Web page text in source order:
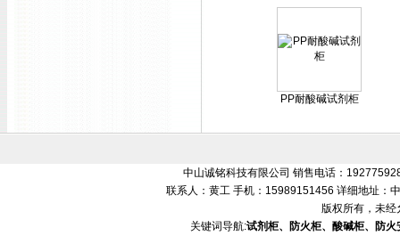
PP耐酸碱试剂柜
中山诚铭科技有限公司 销售电话：
联系人：黄工 手机：15989151456 详细地址：
版权所有，未经
关键词导航:试剂柜、防火柜、酸碱柜、防